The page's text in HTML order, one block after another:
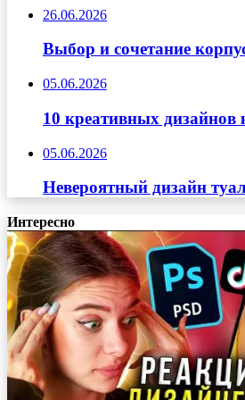
26.06.2026
Выбор и сочетание
05.06.2026
10 креативных дизайнов
05.06.2026
Невероятный дизайн
Интересно